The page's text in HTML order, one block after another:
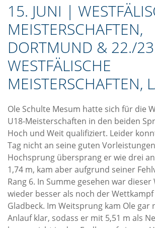
15. JUNI​​ |
MEISTERSCHAFTEN,
DORTMUND & 22./
WESTFÄLISCHE
MEISTERSCHAFTEN,
Ole Schulte Mesum hatte sich für die
U18-Meisterschaften in den beiden
Hoch und Weit qualifiziert. Leider
Tag nicht an seine guten
Hochsprung übersprang er wie drei
1,74 m, kam aber aufgrund seiner
Rang 6. In Summe gesehen war
wieder besser als noch der
Gladbeck. Im Weitsprung kam Ole gar
Anlauf klar, sodass er mit 5,51 m als